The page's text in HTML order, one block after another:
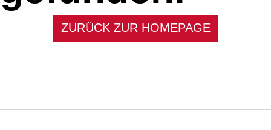
ZURÜCK ZUR HOMEPAGE